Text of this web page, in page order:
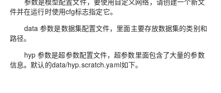
件并在运行时使用cfg标志指定它。
data 参数是数据集配置文件，里面主要存放数据集的类别和
路径。
hyp 参数是超参数配置文件，超参数里面包含了大量的参数
信息。默认的data/hyp.scratch.yaml如下。